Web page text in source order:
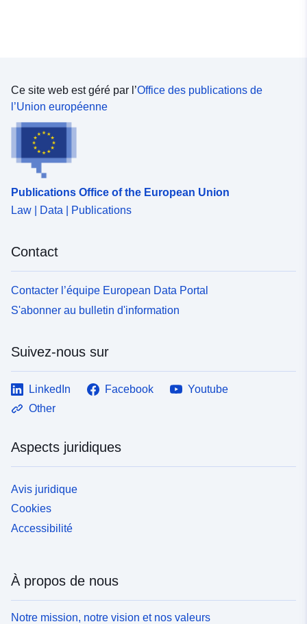
uriRef:
http://data.europa.eu/88u/dataset/
Ce site web est géré par l’Office des publications de
l’Union européenne
Publications Office of the European Union
Law | Data | Publications
Contact
Contacter l’équipe European Data Portal
S'abonner au bulletin d'information
Suivez-nous sur
LinkedIn Facebook
Youtube
Other
Aspects juridiques
Avis juridique
Cookies
Accessibilité
À propos de nous
Notre mission, notre vision et nos valeurs